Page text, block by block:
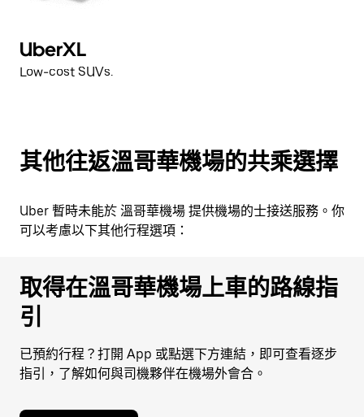
UberXL
Low-cost SUVs.
其他往返溫哥華機場的共乘選擇
Uber 暫時未能於 溫哥華機場 提供機場的士接送服務。你
可以考慮以下其他行程選項：
取得在溫哥華機場上車的路線指
引
已預約行程？打開 App 或點選下方連結，即可查看逐步
指引，了解如何與司機夥伴在機場外會合。